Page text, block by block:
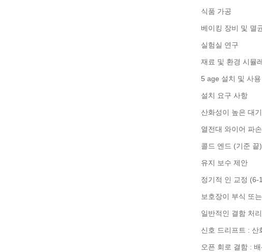
식품 가공
베이킹 장비 및 멸
실험실 연구
재료 및 환경 시뮬
5 age 설치 및 사
설치 요구 사항
산화성이 높은 대
열전대 와이어 파
콜드 엔드 (기준 끝
유지 보수 제안
정기적 인 교정 (6-
보호장이 부식 또
일반적인 결함 처리
신호 드리프트 : 산
오픈 회로 결함 :